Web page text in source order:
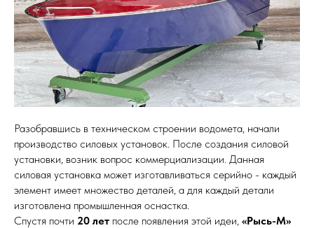
Разобравшись в техническом строении водомета, начали
производство силовых установок. После создания силовой
установки, возник вопрос коммерциализации. Данная
силовая установка может изготавливаться серийно - каждый
элемент имеет множество деталей, а для каждый детали
изготовлена промышленная оснастка.
Спустя почти 20 лет после появления этой идеи, «Рысь-М»